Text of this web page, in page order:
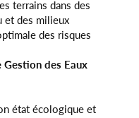
terrains dans des
et des milieux
des risques
Gestion des Eaux
état écologique et